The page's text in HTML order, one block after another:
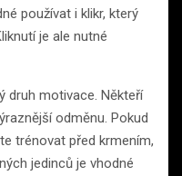
používat i klikr, který
je ale nutné
druh motivace. Někteří
odměnu. Pokud
trénovat před krmením,
jedinců je vhodné